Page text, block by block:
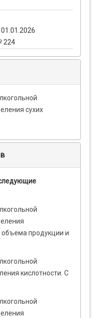
224
сухих
объема продукции и
кислотности. С